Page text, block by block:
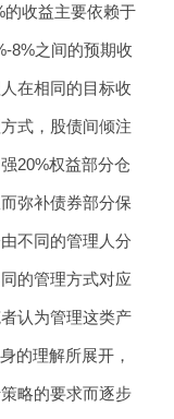
的收益主要依赖于
8%之间的预期收
在相同的目标收
式，股债间倾注
20%权益部分仓
弥补债券部分保
不同的管理人分
的管理方式对应
认为管理这类产
的理解所展开，
略的要求而逐步